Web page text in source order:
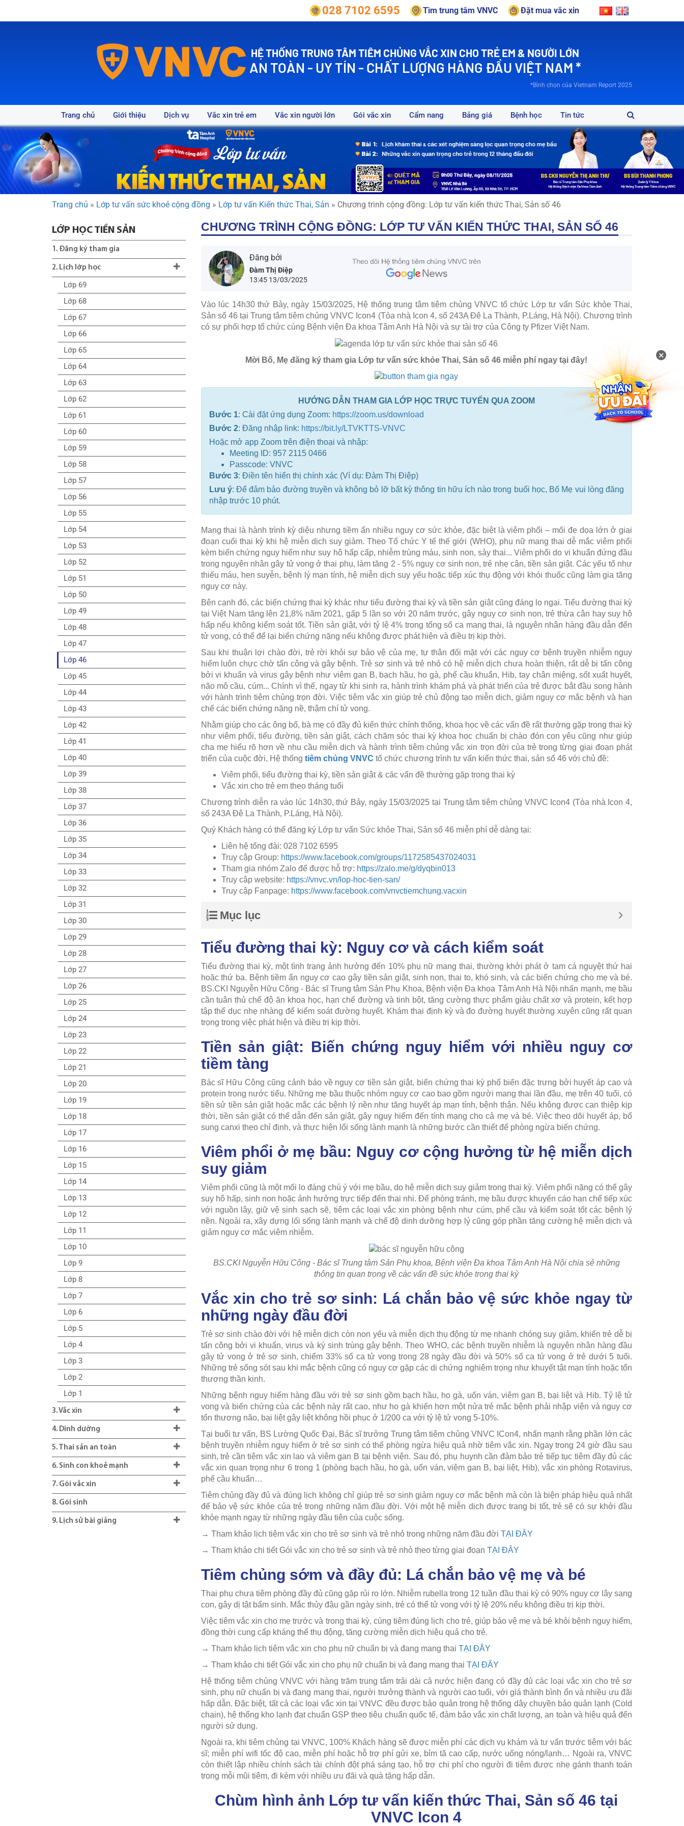
028 7102 6595 Tìm trung tâm VNVC Đặt mua vắc xin
HỆ THỐNG TRUNG TÂM TIÊM CHỦNG VẮC XIN CHO TRẺ EM & NGƯỜI LỚN
AN TOÀN - UY TÍN - CHẤT LƯỢNG HÀNG ĐẦU VIỆT NAM *
*Bình chọn của Vietnam Report 2025
Trang chủ Giới thiệu Dịch vụ Vắc xin trẻ em Vắc xin người lớn Gói vắc xin Cẩm nang Bảng giá Bệnh học Tin tức
Trang chủ » Lớp tư vấn sức khoẻ cộng đồng » Lớp tư vấn Kiến thức Thai, Sản » Chương trình cộng đồng: Lớp tư vấn kiến thức Thai, Sản số 46
LỚP HỌC TIỀN SẢN
1. Đăng ký tham gia
2. Lịch lớp học
Lớp 69
Lớp 68
Lớp 67
Lớp 66
Lớp 65
Lớp 64
Lớp 63
Lớp 62
Lớp 61
Lớp 60
Lớp 59
Lớp 58
Lớp 57
Lớp 56
Lớp 55
Lớp 54
Lớp 53
Lớp 52
Lớp 51
Lớp 50
Lớp 49
Lớp 48
Lớp 47
Lớp 46
Lớp 45
Lớp 44
Lớp 43
Lớp 42
Lớp 41
Lớp 40
Lớp 39
Lớp 38
Lớp 37
Lớp 36
Lớp 35
Lớp 34
Lớp 33
Lớp 32
Lớp 31
Lớp 30
Lớp 29
Lớp 28
Lớp 27
Lớp 26
Lớp 25
Lớp 24
Lớp 23
Lớp 22
Lớp 21
Lớp 20
Lớp 19
Lớp 18
Lớp 17
Lớp 16
Lớp 15
Lớp 14
Lớp 13
Lớp 12
Lớp 11
Lớp 10
Lớp 9
Lớp 8
Lớp 7
Lớp 6
Lớp 5
Lớp 4
Lớp 3
Lớp 2
Lớp 1
3. Vắc xin
4. Dinh dưỡng
5. Thai sản an toàn
6. Sinh con khoẻ mạnh
7. Gói vắc xin
8. Gói sinh
9. Lịch sử bài giảng
CHƯƠNG TRÌNH CỘNG ĐỒNG: LỚP TƯ VẤN KIẾN THỨC THAI, SẢN SỐ 46
Đăng bởi
Đàm Thị Điệp
13:45 13/03/2025
Vào lúc 14h30 thứ Bảy, ngày 15/03/2025, Hệ thống trung tâm tiêm chủng VNVC tổ chức Lớp tư vấn Sức khỏe Thai,
Sản số 46 tại Trung tâm tiêm chủng VNVC Icon4 (Tòa nhà Icon 4, số 243A Đê La Thành, P.Láng, Hà Nội). Chương trình
có sự phối hợp tổ chức cùng Bệnh viện Đa khoa Tâm Anh Hà Nội và sự tài trợ của Công ty Pfizer Việt Nam.
Mời Bố, Mẹ đăng ký tham gia Lớp tư vấn sức khỏe Thai, Sản số 46 miễn phí ngay tại đây!
HƯỚNG DẪN THAM GIA LỚP HỌC TRỰC TUYẾN QUA ZOOM
Bước 1: Cài đặt ứng dụng Zoom: https://zoom.us/download
Bước 2: Đăng nhập link: https://bit.ly/LTVKTTS-VNVC
Hoặc mở app Zoom trên điện thoại và nhập:
Meeting ID: 957 2115 0466
Passcode: VNVC
Bước 3: Điền tên hiển thị chính xác (Ví dụ: Đàm Thị Điệp)
Lưu ý: Để đảm bảo đường truyền và không bỏ lỡ bất kỳ thông tin hữu ích nào trong buổi học, Bố Mẹ vui lòng đăng
nhập trước 10 phút.
Mang thai là hành trình kỳ diệu nhưng tiềm ẩn nhiều nguy cơ sức khỏe, đặc biệt là viêm phổi – mối đe dọa lớn ở giai
đoạn cuối thai kỳ khi hệ miễn dịch suy giảm. Theo Tổ chức Y tế thế giới (WHO), phụ nữ mang thai dễ mắc viêm phổi
kèm biến chứng nguy hiểm như suy hô hấp cấp, nhiễm trùng máu, sinh non, sảy thai... Viêm phổi do vi khuẩn đứng đầu
trong nguyên nhân gây tử vong ở thai phụ, làm tăng 2 - 5% nguy cơ sinh non, trẻ nhẹ cân, tiền sản giật. Các yếu tố như
thiếu máu, hen suyễn, bệnh lý mạn tính, hệ miễn dịch suy yếu hoặc tiếp xúc thụ động với khói thuốc cũng làm gia tăng
nguy cơ này.
Bên cạnh đó, các biến chứng thai kỳ khác như tiểu đường thai kỳ và tiền sản giật cũng đáng lo ngại. Tiểu đường thai kỳ
tại Việt Nam tăng lên 21,8% năm 2021, gấp 5 lần so với 20 năm trước, gây nguy cơ sinh non, trẻ thừa cân hay suy hô
hấp nếu không kiểm soát tốt. Tiền sản giật, với tỷ lệ 4% trong tổng số ca mang thai, là nguyên nhân hàng đầu dẫn đến
tử vong, có thể để lại biến chứng nặng nếu không được phát hiện và điều trị kịp thời.
Sau khi thuận lợi chào đời, trẻ rời khỏi sự bảo vệ của mẹ, tự thân đối mặt với các nguy cơ bệnh truyền nhiễm nguy
hiểm luôn chực chờ tấn công và gây bệnh. Trẻ sơ sinh và trẻ nhỏ có hệ miễn dịch chưa hoàn thiện, rất dễ bị tấn công
bởi vi khuẩn và virus gây bệnh như viêm gan B, bạch hầu, ho gà, phế cầu khuẩn, Hib, tay chân miệng, sốt xuất huyết,
não mô cầu, cúm... Chính vì thế, ngay từ khi sinh ra, hành trình khám phá và phát triển của trẻ được bắt đầu song hành
với hành trình tiêm chủng trọn đời. Việc tiêm vắc xin giúp trẻ chủ động tạo miễn dịch, giảm nguy cơ mắc bệnh và hạn
chế các biến chứng nặng nề, thậm chí tử vong.
Nhằm giúp cho các ông bố, bà mẹ có đầy đủ kiến thức chính thống, khoa học về các vấn đề rất thường gặp trong thai kỳ
như viêm phổi, tiểu đường, tiền sản giật, cách chăm sóc thai kỳ khoa học chuẩn bị chào đón con yêu cũng như giúp
cha mẹ hiểu rõ hơn về nhu cầu miễn dịch và hành trình tiêm chủng vắc xin trọn đời của trẻ trong từng giai đoạn phát
triển của cuộc đời, Hệ thống tiêm chủng VNVC tổ chức chương trình tư vấn kiến thức thai, sản số 46 với chủ đề:
Viêm phổi, tiểu đường thai kỳ, tiền sản giật & các vấn đề thường gặp trong thai kỳ
Vắc xin cho trẻ em theo tháng tuổi
Chương trình diễn ra vào lúc 14h30, thứ Bảy, ngày 15/03/2025 tại Trung tâm tiêm chủng VNVC Icon4 (Tòa nhà Icon 4,
số 243A Đê La Thành, P.Láng, Hà Nội).
Quý Khách hàng có thể đăng ký Lớp tư vấn Sức khỏe Thai, Sản số 46 miễn phí dễ dàng tại:
Liên hệ tổng đài: 028 7102 6595
Truy cập Group: https://www.facebook.com/groups/1172585437024031
Tham gia nhóm Zalo để được hỗ trợ: https://zalo.me/g/dyqbin013
Truy cập website: https://vnvc.vn/lop-hoc-tien-san/
Truy cập Fanpage: https://www.facebook.com/vnvctiemchung.vacxin
Mục lục
Tiểu đường thai kỳ: Nguy cơ và cách kiểm soát
Tiểu đường thai kỳ, một tình trạng ảnh hưởng đến 10% phụ nữ mang thai, thường khởi phát ở tam cá nguyệt thứ hai
hoặc thứ ba. Bệnh tiềm ẩn nguy cơ cao gây tiền sản giật, sinh non, thai to, khó sinh, và các biến chứng cho mẹ và bé.
BS.CKI Nguyễn Hữu Công - Bác sĩ Trung tâm Sản Phụ Khoa, Bệnh viện Đa khoa Tâm Anh Hà Nội nhấn mạnh, mẹ bầu
cần tuân thủ chế độ ăn khoa học, hạn chế đường và tinh bột, tăng cường thực phẩm giàu chất xơ và protein, kết hợp
tập thể dục nhẹ nhàng để kiểm soát đường huyết. Khám thai định kỳ và đo đường huyết thường xuyên cũng rất quan
trọng trong việc phát hiện và điều trị kịp thời.
Tiền sản giật: Biến chứng nguy hiểm với nhiều nguy cơ
tiềm tàng
Bác sĩ Hữu Công cũng cảnh báo về nguy cơ tiền sản giật, biến chứng thai kỳ phổ biến đặc trưng bởi huyết áp cao và
protein trong nước tiểu. Những mẹ bầu thuộc nhóm nguy cơ cao bao gồm người mang thai lần đầu, mẹ trên 40 tuổi, có
tiền sử tiền sản giật hoặc mắc các bệnh lý nền như tăng huyết áp mạn tính, bệnh thận. Nếu không được can thiệp kịp
thời, tiền sản giật có thể dẫn đến sản giật, gây nguy hiểm đến tính mạng cho cả mẹ và bé. Việc theo dõi huyết áp, bổ
sung canxi theo chỉ định, và thực hiện lối sống lành mạnh là những bước cần thiết để phòng ngừa biến chứng.
Viêm phổi ở mẹ bầu: Nguy cơ cộng hưởng từ hệ miễn dịch
suy giảm
Viêm phổi cũng là một mối lo đáng chú ý với mẹ bầu, do hệ miễn dịch suy giảm trong thai kỳ. Viêm phổi nặng có thể gây
suy hô hấp, sinh non hoặc ảnh hưởng trực tiếp đến thai nhi. Để phòng tránh, mẹ bầu được khuyến cáo hạn chế tiếp xúc
với nguồn lây, giữ vệ sinh sạch sẽ, tiêm các loại vắc xin phòng bệnh như cúm, phế cầu và kiểm soát tốt các bệnh lý
nền. Ngoài ra, xây dựng lối sống lành mạnh và chế độ dinh dưỡng hợp lý cũng góp phần tăng cường hệ miễn dịch và
giảm nguy cơ mắc viêm nhiễm.
BS.CKI Nguyễn Hữu Công - Bác sĩ Trung tâm Sản Phụ khoa, Bệnh viện Đa khoa Tâm Anh Hà Nội chia sẻ những
thông tin quan trọng về các vấn đề sức khỏe trong thai kỳ
Vắc xin cho trẻ sơ sinh: Lá chắn bảo vệ sức khỏe ngay từ
những ngày đầu đời
Trẻ sơ sinh chào đời với hệ miễn dịch còn non yếu và miễn dịch thụ động từ mẹ nhanh chóng suy giảm, khiến trẻ dễ bị
tấn công bởi vi khuẩn, virus và ký sinh trùng gây bệnh. Theo WHO, các bệnh truyền nhiễm là nguyên nhân hàng đầu
gây tử vong ở trẻ sơ sinh, chiếm 33% số ca tử vong trong 28 ngày đầu đời và 50% số ca tử vong ở trẻ dưới 5 tuổi.
Những trẻ sống sót sau khi mắc bệnh cũng có nguy cơ gặp các di chứng nghiêm trọng như khuyết tật mạn tính hoặc tổn
thương thần kinh.
Những bệnh nguy hiểm hàng đầu với trẻ sơ sinh gồm bạch hầu, ho gà, uốn ván, viêm gan B, bại liệt và Hib. Tỷ lệ tử
vong và biến chứng của các bệnh này rất cao, như ho gà khiến hơn một nửa trẻ mắc bệnh phải nhập viện và nguy cơ
tổn thương não, bại liệt gây liệt không hồi phục ở 1/200 ca với tỷ lệ tử vong 5-10%.
Tại buổi tư vấn, BS Lường Quốc Đại, Bác sĩ trưởng Trung tâm tiêm chủng VNVC ICon4, nhấn mạnh rằng phần lớn các
bệnh truyền nhiễm nguy hiểm ở trẻ sơ sinh có thể phòng ngừa hiệu quả nhờ tiêm vắc xin. Ngay trong 24 giờ đầu sau
sinh, trẻ cần tiêm vắc xin lao và viêm gan B tại bệnh viện. Sau đó, phụ huynh cần đảm bảo trẻ tiếp tục tiêm đầy đủ các
vắc xin quan trọng như 6 trong 1 (phòng bạch hầu, ho gà, uốn ván, viêm gan B, bại liệt, Hib), vắc xin phòng Rotavirus,
phế cầu khuẩn…
Tiêm chủng đầy đủ và đúng lịch không chỉ giúp trẻ sơ sinh giảm nguy cơ mắc bệnh mà còn là biện pháp hiệu quả nhất
để bảo vệ sức khỏe của trẻ trong những năm đầu đời. Với một hệ miễn dịch được trang bị tốt, trẻ sẽ có sự khởi đầu
khỏe mạnh ngay từ những ngày đầu tiên của cuộc sống.
→ Tham khảo lịch tiêm vắc xin cho trẻ sơ sinh và trẻ nhỏ trong những năm đầu đời TẠI ĐÂY
→ Tham khảo chi tiết Gói vắc xin cho trẻ sơ sinh và trẻ nhỏ theo từng giai đoạn TẠI ĐÂY
Tiêm chủng sớm và đầy đủ: Lá chắn bảo vệ mẹ và bé
Thai phụ chưa tiêm phòng đầy đủ cũng gặp rủi ro lớn. Nhiễm rubella trong 12 tuần đầu thai kỳ có 90% nguy cơ lây sang
con, gây dị tật bẩm sinh. Mắc thủy đậu gần ngày sinh, trẻ có thể tử vong với tỷ lệ 20% nếu không điều trị kịp thời.
Việc tiêm vắc xin cho mẹ trước và trong thai kỳ, cùng tiêm đúng lịch cho trẻ, giúp bảo vệ mẹ và bé khỏi bệnh nguy hiểm,
đồng thời cung cấp kháng thể thụ động, tăng cường miễn dịch hiệu quả cho trẻ.
→ Tham khảo lịch tiêm vắc xin cho phụ nữ chuẩn bị và đang mang thai TẠI ĐÂY
→ Tham khảo chi tiết Gói vắc xin cho phụ nữ chuẩn bị và đang mang thai TẠI ĐÂY
Hệ thống tiêm chủng VNVC với hàng trăm trung tâm trải dài cả nước hiện đang có đầy đủ các loại vắc xin cho trẻ sơ
sinh, phụ nữ chuẩn bị và đang mang thai, người trưởng thành và người cao tuổi, với giá thành bình ổn và nhiều ưu đãi
hấp dẫn. Đặc biệt, tất cả các loại vắc xin tại VNVC đều được bảo quản trong hệ thống dây chuyền bảo quản lạnh (Cold
chain), hệ thống kho lạnh đạt chuẩn GSP theo tiêu chuẩn quốc tế, đảm bảo vắc xin chất lượng, an toàn và hiệu quả đến
người sử dụng.
Ngoài ra, khi tiêm chủng tại VNVC, 100% Khách hàng sẽ được miễn phí các dịch vụ khám và tư vấn trước tiêm với bác
sĩ; miễn phí wifi tốc độ cao, miễn phí hoặc hỗ trợ phí gửi xe, bỉm tã cao cấp, nước uống nóng/lạnh… Ngoài ra, VNVC
còn thiết lập nhiều chính sách tài chính đột phá sáng tạo, hỗ trợ chi phí cho người đi tiêm được nhẹ gánh thanh toán
trong mỗi mũi tiêm, đi kèm với nhiều ưu đãi và quà tặng hấp dẫn.
Chùm hình ảnh Lớp tư vấn kiến thức Thai, Sản số 46 tại
VNVC Icon 4
×